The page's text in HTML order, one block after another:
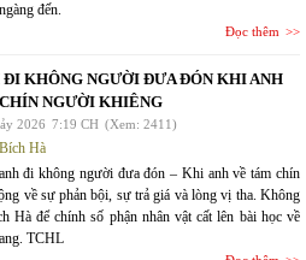
đến.
Đọc thêm
KHÔNG NGƯỜI ĐƯA ĐÓN KHI ANH
NGƯỜI KHIÊNG
2026 7:19 CH (Xem: 2411)
Hà
đi không người đưa đón – Khi anh về tám chín
về sự phản bội, sự trả giá và lòng vị tha. Không
Hà để chính số phận nhân vật cất lên bài học về
TCHL